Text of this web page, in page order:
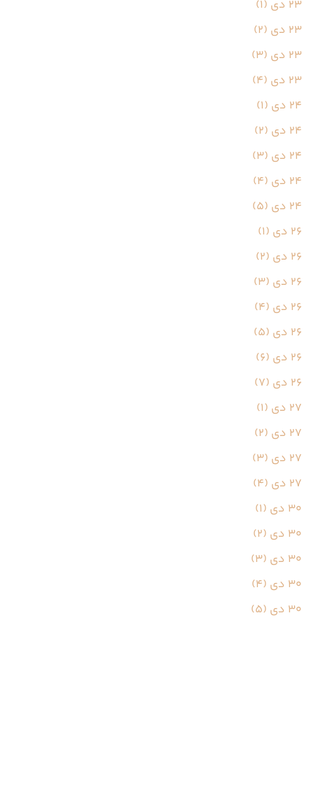
23 دی (1)
23 دی (2)
23 دی (3)
23 دی (4)
24 دی (1)
24 دی (2)
24 دی (3)
24 دی (4)
24 دی (5)
26 دی (1)
26 دی (2)
26 دی (3)
26 دی (4)
26 دی (5)
26 دی (6)
26 دی (7)
27 دی (1)
27 دی (2)
27 دی (3)
27 دی (4)
30 دی (1)
30 دی (2)
30 دی (3)
30 دی (4)
30 دی (5)